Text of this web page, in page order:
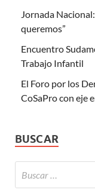
Jornada
queremos”
Encuentro
Trabajo Infantil
El Foro por los
CoSaPro con eje
BUSCAR